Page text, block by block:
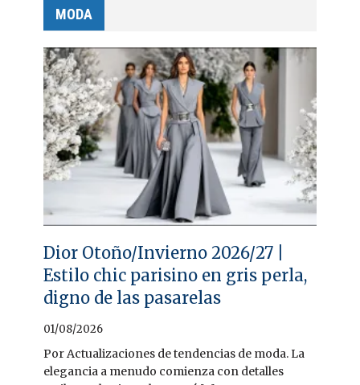
MODA
Dior Otoño/Invierno 2026/27 |
Estilo chic parisino en gris perla,
digno de las pasarelas
01/08/2026
Por Actualizaciones de tendencias de moda. La
elegancia a menudo comienza con detalles